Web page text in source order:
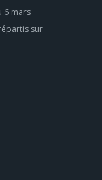
6 mars
sur